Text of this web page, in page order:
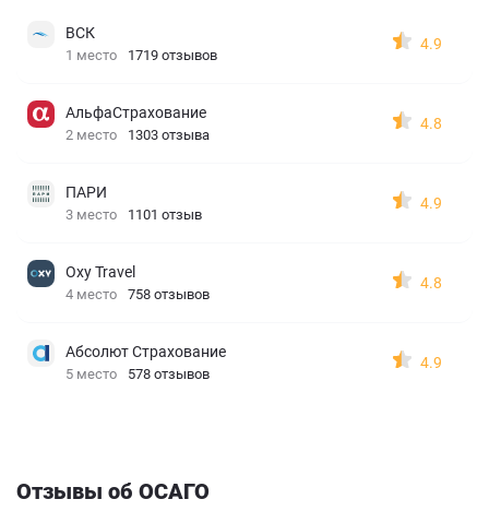
ВСК
1 место 1719 отзывов
4.9
АльфаСтрахование
2 место 1303 отзыва
4.8
ПАРИ
3 место 1101 отзыв
4.9
Oxy Travel
4 место 758 отзывов
4.8
Абсолют Страхование
5 место 578 отзывов
4.9
Отзывы об ОСАГО